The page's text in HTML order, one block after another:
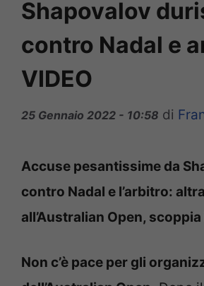
Shapovalov
contro Nadal e
VIDEO
25 Gennaio 2022 - 10:58 di
Accuse pesantissime da
contro Nadal e l’arbitro:
all’Australian Open,
Non c’è pace per gli